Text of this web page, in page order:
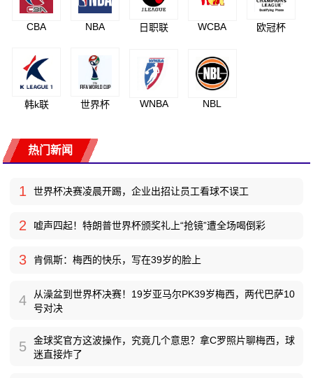
CBA NBA 日职联 WCBA 欧冠杯
韩k联 世界杯 WNBA NBL
热门新闻
1 世界杯决赛凌晨开踢，企业出招让员工看球不误工
2 嘘声四起！特朗普世界杯颁奖礼上“抢镜”遭全场喝倒彩
3 肯佩斯：梅西的快乐，写在39岁的脸上
4
从澡盆到世界杯决赛！19岁亚马尔PK39岁梅西，两代巴萨10
号对决
5
金球奖官方这波操作，究竟几个意思？拿C罗照片聊梅西，球
迷直接炸了